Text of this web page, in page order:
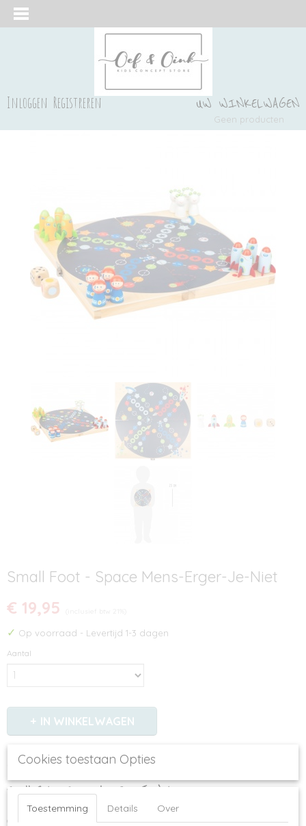
Inloggen Registreren UW WINKELWAGEN
Geen producten
Small Foot - Space Mens-Erger-Je-Niet
€ 19,95 (inclusief btw 21%)
✓ Op voorraad - Levertijd 1-3 dagen
Aantal
IN WINKELWAGEN
Omschrijving
Small Foot - Space Mens-Erger-Je-Niet
Bij dit leuke spel gebruik je de ruimte als speelbord! De droom van kleine
astronauten wordt werkelijkheid met dit te gekke ruimte spel. Ruimtepiloten
Cookies toestaan Opties
Toestemming Details Over